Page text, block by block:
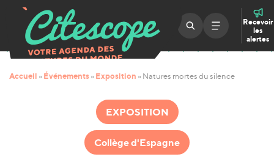
Recevoir
les
alertes
Accueil » Événements » Exposition » Natures mortes du silence
EXPOSITION
Collège d'Espagne